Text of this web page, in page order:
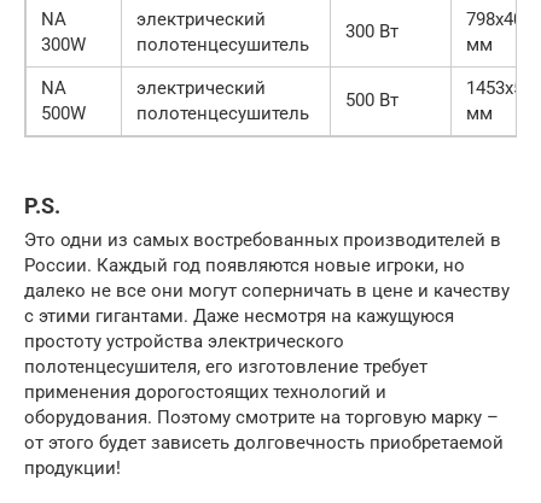
NA
300W
электрический
полотенцесушитель
300 Вт
мм
NA
500W
электрический
полотенцесушитель
500 Вт
мм
P.S.
Это одни из самых востребованных производителей в
России. Каждый год появляются новые игроки, но
далеко не все они могут соперничать в цене и качеству
с этими гигантами. Даже несмотря на кажущуюся
простоту устройства электрического
полотенцесушителя, его изготовление требует
применения дорогостоящих технологий и
оборудования. Поэтому смотрите на торговую марку –
от этого будет зависеть долговечность приобретаемой
продукции!